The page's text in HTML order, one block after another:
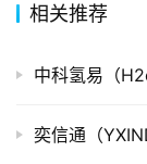
牌
布
并
相关推荐
中科氢易（
奕信通（